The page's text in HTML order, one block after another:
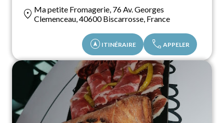
location_on Ma petite Fromagerie, 76 Av. Georges
Clemenceau, 40600 Biscarrosse, France
assistant_navigation ITINÉRAIRE call APPELER